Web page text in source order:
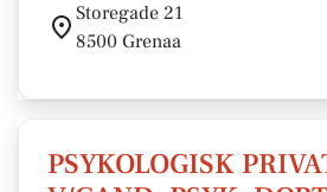
Storegade 21
8500 Grenaa
PSYKOLOGISK